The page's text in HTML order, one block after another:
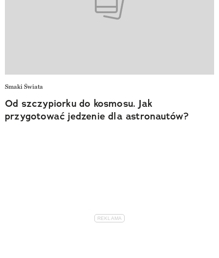
Smaki Świata
Od szczypiorku do kosmosu. Jak
przygotować jedzenie dla astronautów?